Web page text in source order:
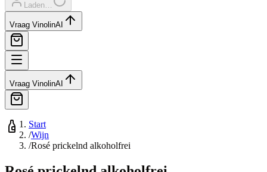
Laden…
Vraag VinolinAI
Vraag VinolinAI
Start
/Wijn
/Rosé prickelnd alkoholfrei